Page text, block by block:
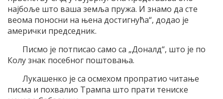
најбоље што ваша земља пружа. И знамо да сте
веома поносни на њена достигнућа“, додао је
амерички председник.
Писмо је потписао само са „Доналд“, што је по
Колу знак посебног поштовања.
Лукашенко је са осмехом пропратио читање
писма и похвалио Трампа што прати тениске